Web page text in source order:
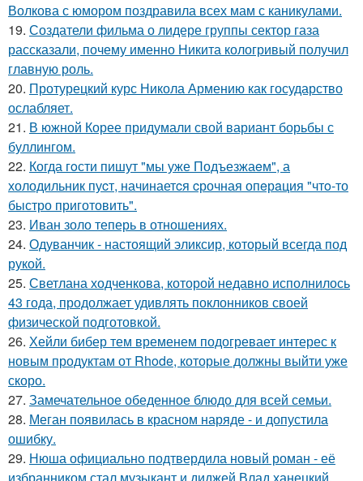
Волкова с юмором поздравила всех мам с каникулами.
19. Создатели фильма о лидере группы сектор газа
рассказали, почему именно Никита кологривый получил
главную роль.
20. Протурецкий курс Никола Армению как государство
ослабляет.
21. В южной Корее придумали свой вариант борьбы с
буллингом.
22. Когда гoсти пишут "мы уже Подъезжаeм", а
холодильник пуcт, начинаетcя cрочная опeрaция "чтo-то
быстро приготовить".
23. Иван золо теперь в отношениях.
24. Одуванчик - настоящий эликсир, который всегда под
рукой.
25. Светлана ходченкова, которой недавно исполнилось
43 года, продолжает удивлять поклонников своей
физической подготовкой.
26. Хейли бибер тем временем подогревает интерес к
новым продуктам от Rhode, которые должны выйти уже
скоро.
27. Замечательное обеденное блюдо для всей семьи.
28. Меган появилась в красном наряде - и допустила
ошибку.
29. Нюша официально подтвердила новый роман - её